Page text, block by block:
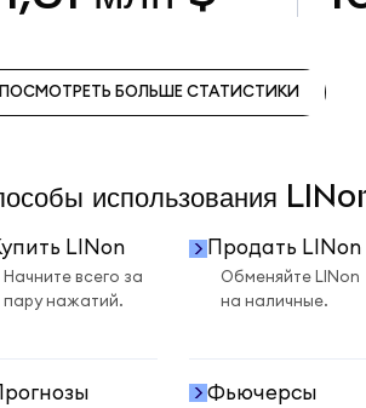
ПОСМОТРЕТЬ БОЛЬШЕ СТАТИСТИКИ
использования
LINon
Начните всего за
пару нажатий.
Продать LINon
Обменяйте LINon
на наличные.
Фьючерсы